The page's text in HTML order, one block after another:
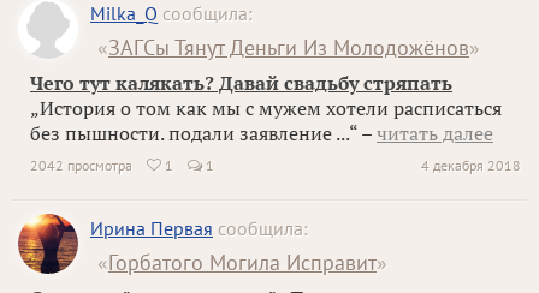
Milka_Q сообщила:
«ЗАГСы Тянут Деньги Из Молодожёнов»
Чего тут калякать? Давай свадьбу стряпать
„История о том как мы с мужем хотели расписаться
без пышности. подали заявление ...“ – читать далее
4 декабря 2018
2042 просмотра  1 1
Ирина Первая сообщила:
«Горбатого Могила Исправит»